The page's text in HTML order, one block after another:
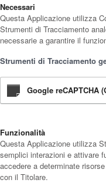
Necessari
Questa Applicazione utilizza
Strumenti di Tracciamento
necessarie a garantire il
Strumenti di Tracciamento
Google reCAPTCHA
Funzionalità
Questa Applicazione utilizza
semplici interazioni e attivare
accedere a determinate
con il Titolare.